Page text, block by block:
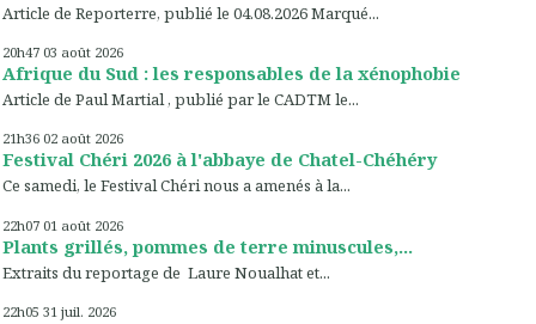
Article de Reporterre, publié le 04.08.2026 Marqué...
20h47 03 août 2026
Afrique du Sud : les responsables de la xénophobie
Article de Paul Martial , publié par le CADTM le...
21h36 02 août 2026
Festival Chéri 2026 à l'abbaye de Chatel-Chéhéry
Ce samedi, le Festival Chéri nous a amenés à la...
22h07 01 août 2026
Plants grillés, pommes de terre minuscules,...
Extraits du reportage de Laure Noualhat et...
22h05 31 juil. 2026